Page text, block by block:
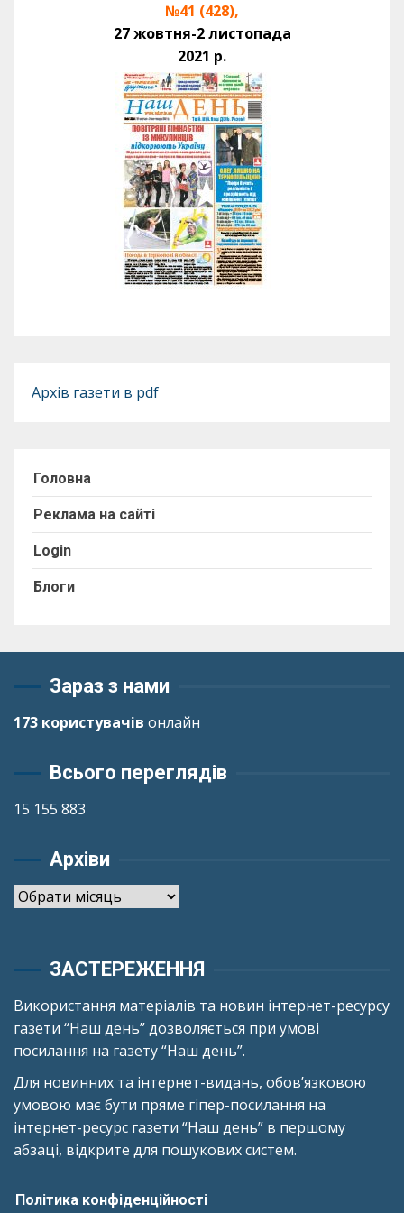
№41 (428),
27 жовтня-2 листопада
2021 р.
Архів газети в pdf
Головна
Реклама на сайті
Login
Блоги
Зараз з нами
173 користувачів онлайн
Всього переглядів
15 155 883
Архіви
Архіви
ЗАСТЕРЕЖЕННЯ
Використання матеріалів та новин інтернет-ресурсу
газети “Наш день” дозволяється при умові
посилання на газету “Наш день”.
Для новинних та інтернет-видань, обов’язковою
умовою має бути пряме гіпер-посилання на
інтернет-ресурс газети “Наш день” в першому
абзаці, відкрите для пошукових систем.
Політика конфіденційності